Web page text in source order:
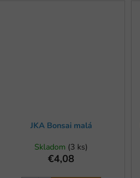
JKA Bonsai malá
Skladom (3 ks)
€4,08